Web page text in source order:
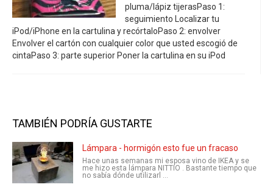
pluma/lápiz tijerasPaso 1:
seguimiento Localizar tu
iPod/iPhone en la cartulina y recórtaloPaso 2: envolver
Envolver el cartón con cualquier color que usted escogió de
cintaPaso 3: parte superior Poner la cartulina en su iPod
TAMBIÉN PODRÍA GUSTARTE
Lámpara - hormigón esto fue un fracaso
Hace unas semanas mi esposa vino de IKEA y se
me hizo esta lámpara NITTIO . Bastante tiempo que
no sabía dónde utilizarl ...